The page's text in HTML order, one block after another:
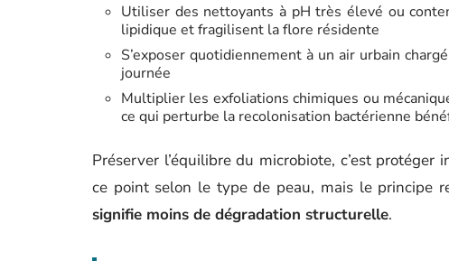
Utiliser des nettoyants à pH très élevé ou
lipidique et fragilisent la flore résidente
S’exposer quotidiennement à un air urbain
journée
Multiplier les exfoliations chimiques ou
ce qui perturbe la recolonisation bactérienne
Préserver l’équilibre du microbiote, c’est
ce point selon le type de peau, mais le principe
signifie moins de dégradation structurelle.